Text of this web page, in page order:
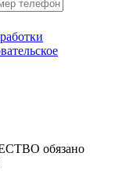
обязано